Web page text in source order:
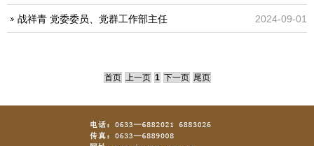
战祥青 党委委员、党群工作部主任 2024-09-01
首页 上一页 1 下一页 尾页